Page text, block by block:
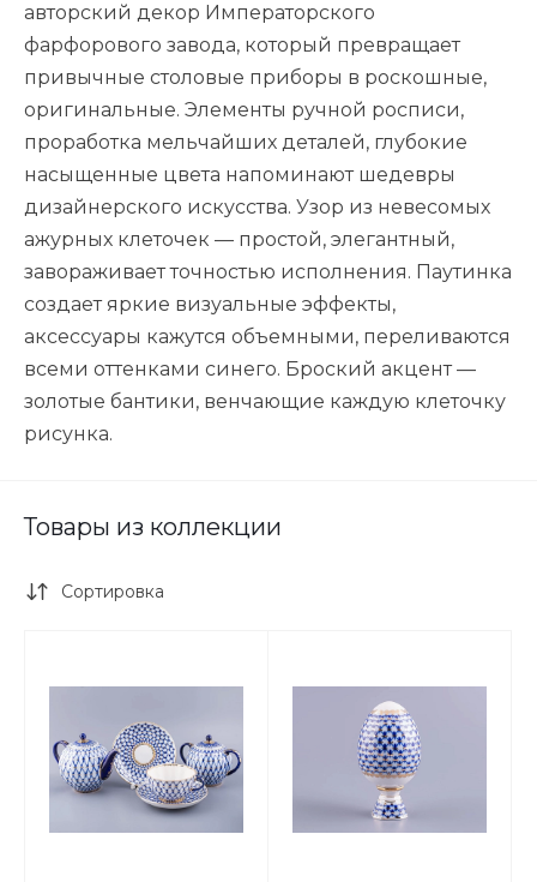
авторский декор Императорского
фарфорового завода, который превращает
привычные столовые приборы в роскошные,
оригинальные. Элементы ручной росписи,
проработка мельчайших деталей, глубокие
насыщенные цвета напоминают шедевры
дизайнерского искусства. Узор из невесомых
ажурных клеточек — простой, элегантный,
завораживает точностью исполнения. Паутинка
создает яркие визуальные эффекты,
аксессуары кажутся объемными, переливаются
всеми оттенками синего. Броский акцент —
золотые бантики, венчающие каждую клеточку
рисунка.
Товары из коллекции
Сортировка